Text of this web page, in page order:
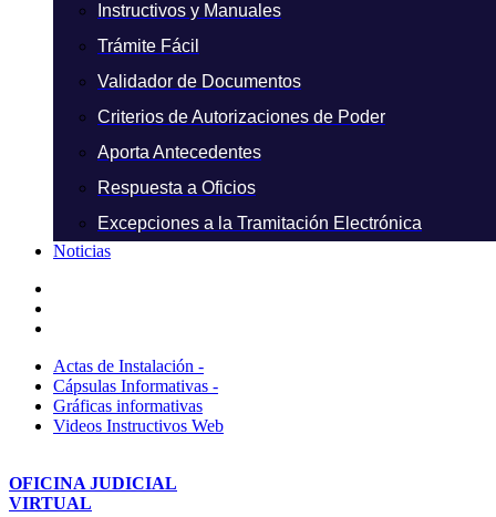
Instructivos y Manuales
Trámite Fácil
Validador de Documentos
Criterios de Autorizaciones de Poder
Aporta Antecedentes
Respuesta a Oficios
Excepciones a la Tramitación Electrónica
Noticias
Actas de Instalación -
Cápsulas Informativas -
Gráficas informativas
Videos Instructivos Web
OFICINA JUDICIAL
VIRTUAL